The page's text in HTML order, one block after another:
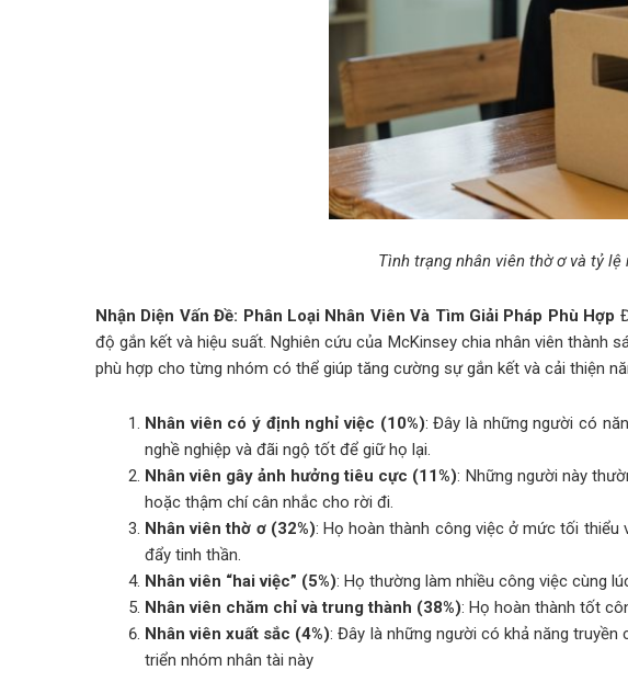
Tình trạng nhân viên thờ ơ và tỷ
Nhận Diện Vấn Đề: Phân Loại Nhân Viên Và Tìm Giải Pháp Phù Hợp
độ gắn kết và hiệu suất. Nghiên cứu của McKinsey chia nhân viên thành
phù hợp cho từng nhóm có thể giúp tăng cường sự gắn kết và cải thiện
Nhân viên có ý định nghỉ việc (10%): Đây là những người có
nghề nghiệp và đãi ngộ tốt để giữ họ lại.
Nhân viên gây ảnh hưởng tiêu cực (11%): Những người này
hoặc thậm chí cân nhắc cho rời đi.
Nhân viên thờ ơ (32%): Họ hoàn thành công việc ở mức tối thiểu
đẩy tinh thần.
Nhân viên “hai việc” (5%): Họ thường làm nhiều công việc cùng
Nhân viên chăm chỉ và trung thành (38%): Họ hoàn thành tốt
Nhân viên xuất sắc (4%): Đây là những người có khả năng
triển nhóm nhân tài này